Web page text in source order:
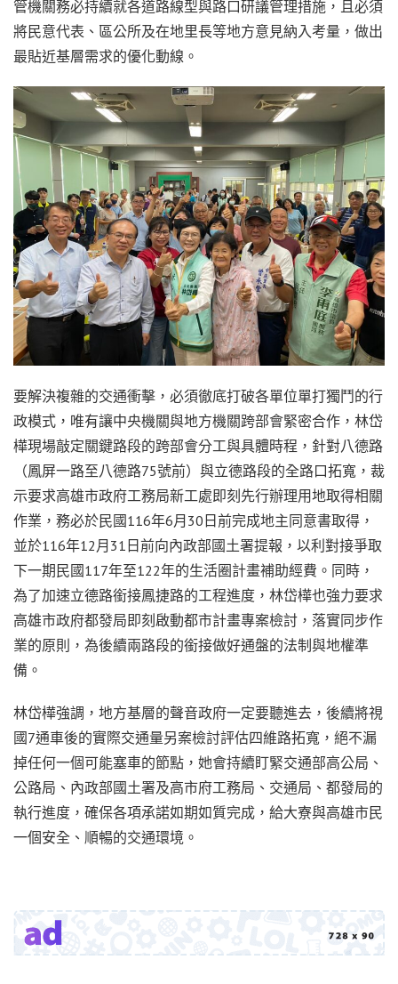
管機關務必持續就各道路線型與路口研議管理措施，且必須
將民意代表、區公所及在地里長等地方意見納入考量，做出
最貼近基層需求的優化動線。
要解決複雜的交通衝擊，必須徹底打破各單位單打獨鬥的行
政模式，唯有讓中央機關與地方機關跨部會緊密合作，林岱
樺現場敲定關鍵路段的跨部會分工與具體時程，針對八德路
（鳳屏一路至八德路75號前）與立德路段的全路口拓寬，裁
示要求高雄市政府工務局新工處即刻先行辦理用地取得相關
作業，務必於民國116年6月30日前完成地主同意書取得，
並於116年12月31日前向內政部國土署提報，以利對接爭取
下一期民國117年至122年的生活圈計畫補助經費。同時，
為了加速立德路銜接鳳捷路的工程進度，林岱樺也強力要求
高雄市政府都發局即刻啟動都市計畫專案檢討，落實同步作
業的原則，為後續兩路段的銜接做好通盤的法制與地權準
備。
林岱樺強調，地方基層的聲音政府一定要聽進去，後續將視
國7通車後的實際交通量另案檢討評估四維路拓寬，絕不漏
掉任何一個可能塞車的節點，她會持續盯緊交通部高公局、
公路局、內政部國土署及高市府工務局、交通局、都發局的
執行進度，確保各項承諾如期如質完成，給大寮與高雄市民
一個安全、順暢的交通環境。